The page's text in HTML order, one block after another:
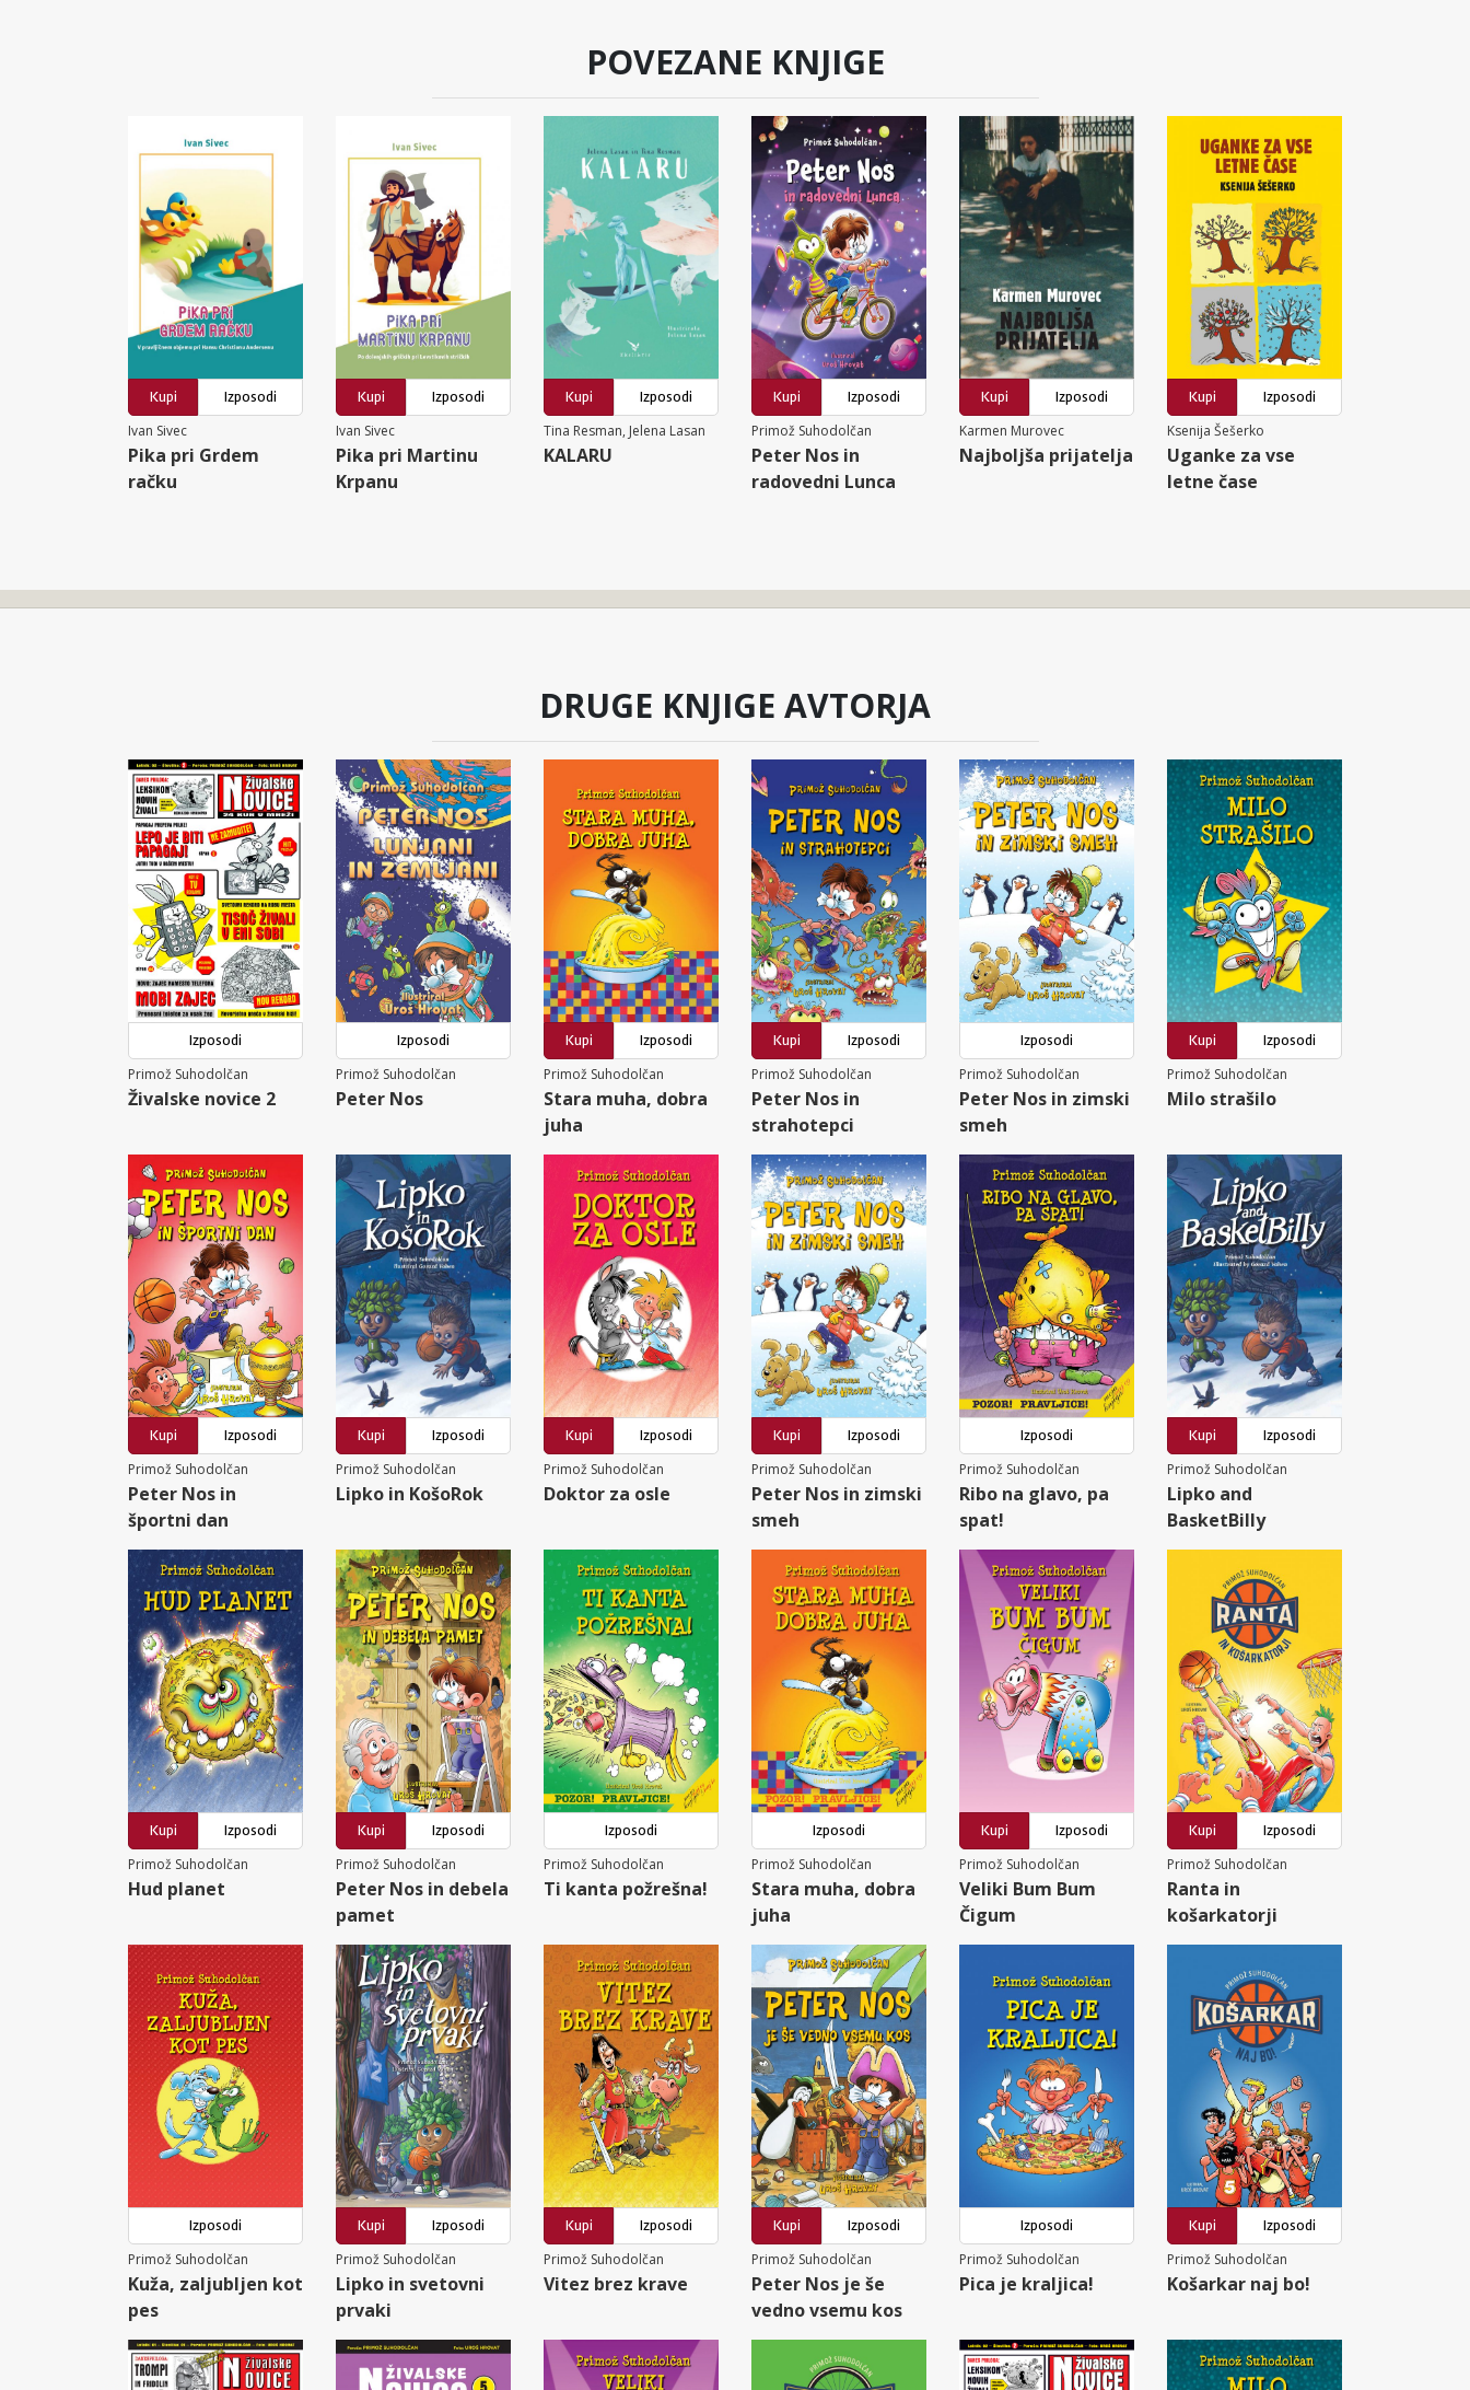
POVEZANE KNJIGE
Kupi
Izposodi
Ivan Sivec
Pika pri Grdem
račku
Kupi
Izposodi
Ivan Sivec
Pika pri Martinu
Krpanu
Kupi
Izposodi
Tina Resman, Jelena Lasan
KALARU
Kupi
Izposodi
Primož Suhodolčan
Peter Nos in
radovedni Lunca
Kupi
Izposodi
Karmen Murovec
Najboljša prijatelja
Kupi
Izposodi
Ksenija Šešerko
Uganke za vse
letne čase
DRUGE KNJIGE AVTORJA
Izposodi
Primož Suhodolčan
Živalske novice 2
Izposodi
Primož Suhodolčan
Peter Nos
Kupi
Izposodi
Primož Suhodolčan
Stara muha, dobra
juha
Kupi
Izposodi
Primož Suhodolčan
Peter Nos in
strahotepci
Izposodi
Primož Suhodolčan
Peter Nos in zimski
smeh
Kupi
Izposodi
Primož Suhodolčan
Milo strašilo
Kupi
Izposodi
Primož Suhodolčan
Peter Nos in
športni dan
Kupi
Izposodi
Primož Suhodolčan
Lipko in KošoRok
Kupi
Izposodi
Primož Suhodolčan
Doktor za osle
Kupi
Izposodi
Primož Suhodolčan
Peter Nos in zimski
smeh
Izposodi
Primož Suhodolčan
Ribo na glavo, pa
spat!
Kupi
Izposodi
Primož Suhodolčan
Lipko and
BasketBilly
Kupi
Izposodi
Primož Suhodolčan
Hud planet
Kupi
Izposodi
Primož Suhodolčan
Peter Nos in debela
pamet
Izposodi
Primož Suhodolčan
Ti kanta požrešna!
Izposodi
Primož Suhodolčan
Stara muha, dobra
juha
Kupi
Izposodi
Primož Suhodolčan
Veliki Bum Bum
Čigum
Kupi
Izposodi
Primož Suhodolčan
Ranta in
košarkatorji
Izposodi
Primož Suhodolčan
Kuža, zaljubljen kot
pes
Kupi
Izposodi
Primož Suhodolčan
Lipko in svetovni
prvaki
Kupi
Izposodi
Primož Suhodolčan
Vitez brez krave
Kupi
Izposodi
Primož Suhodolčan
Peter Nos je še
vedno vsemu kos
Izposodi
Primož Suhodolčan
Pica je kraljica!
Kupi
Izposodi
Primož Suhodolčan
Košarkar naj bo!